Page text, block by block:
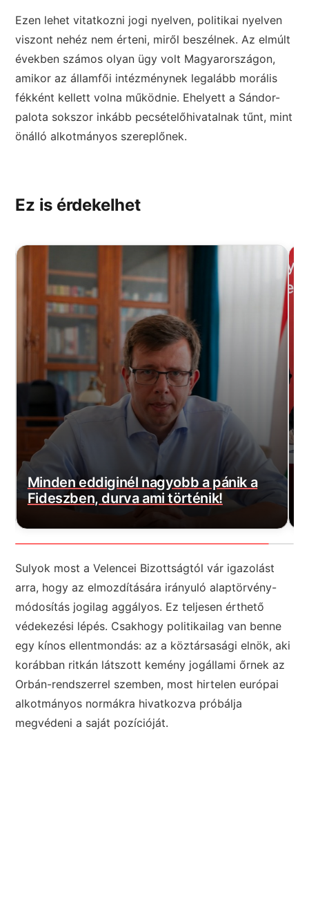
Ezen lehet vitatkozni jogi nyelven, politikai nyelven
viszont nehéz nem érteni, miről beszélnek. Az elmúlt
években számos olyan ügy volt Magyarországon,
amikor az államfői intézménynek legalább morális
fékként kellett volna működnie. Ehelyett a Sándor-
palota sokszor inkább pecsételőhivatalnak tűnt, mint
önálló alkotmányos szereplőnek.
Ez is érdekelhet
A kormány nyilvánosságra hozta az
Orbánék által kötött kínai gigahitel
részleteit, ülj le mielőtt elolvasod
Sulyok most a Velencei Bizottságtól vár igazolást
arra, hogy az elmozdítására irányuló alaptörvény-
módosítás jogilag aggályos. Ez teljesen érthető
védekezési lépés. Csakhogy politikailag van benne
egy kínos ellentmondás: az a köztársasági elnök, aki
korábban ritkán látszott kemény jogállami őrnek az
Orbán-rendszerrel szemben, most hirtelen európai
alkotmányos normákra hivatkozva próbálja
megvédeni a saját pozícióját.